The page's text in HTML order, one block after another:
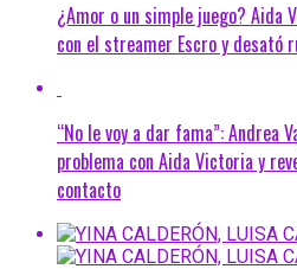
¿Amor o un simple juego? Aida
con el streamer Escro y desató
“No le voy a dar fama”: Andrea
problema con Aida Victoria y
contacto